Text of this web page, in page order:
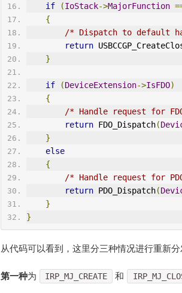
if (IoStack->MajorFunction
{
/* Dispatch to default
return USBCCGP
}
if (DeviceExtension->IsFDO)
{
/* Handle request for
return FDO_Dispatch(
}
else
{
/* Handle request for
return PDO_Dispatch(
}
}
从代码可以看到，这里分三种情况进行重新分
第一种为 IRP_MJ_CREATE 和